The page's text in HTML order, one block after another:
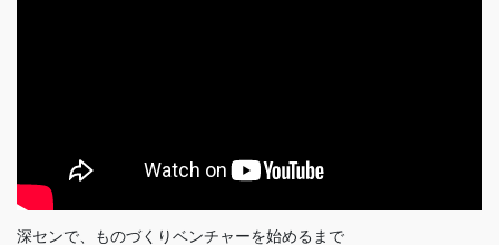
深センで、ものづくりベンチャーを始めるまで